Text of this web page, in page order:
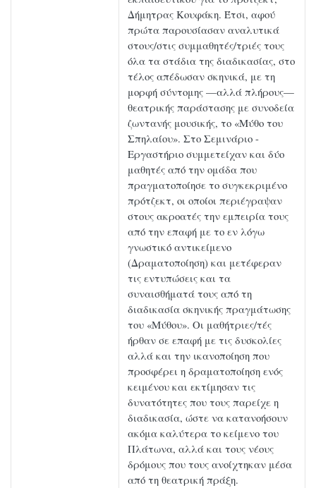
Δήμητρας Κουφάκη. Έτσι, αφού
πρώτα παρουσίασαν αναλυτικά
στους/στις συμμαθητές/τριές τους
όλα τα στάδια της διαδικασίας, στο
τέλος απέδωσαν σκηνικά, με τη
μορφή σύντομης —αλλά πλήρους—
θεατρικής παράστασης με συνοδεία
ζωντανής μουσικής, το «Μύθο του
Σπηλαίου». Στο Σεμινάριο -
Εργαστήριο συμμετείχαν και δύο
μαθητές από την ομάδα που
πραγματοποίησε το συγκεκριμένο
πρότζεκτ, οι οποίοι περιέγραψαν
στους ακροατές την εμπειρία τους
από την επαφή με το εν λόγω
γνωστικό αντικείμενο
(Δραματοποίηση) και μετέφεραν
τις εντυπώσεις και τα
συναισθήματά τους από τη
διαδικασία σκηνικής πραγμάτωσης
του «Μύθου». Οι μαθήτριες/τές
ήρθαν σε επαφή με τις δυσκολίες
αλλά και την ικανοποίηση που
προσφέρει η δραματοποίηση ενός
κειμένου και εκτίμησαν τις
δυνατότητες που τους παρείχε η
διαδικασία, ώστε να κατανοήσουν
ακόμα καλύτερα το κείμενο του
Πλάτωνα, αλλά και τους νέους
δρόμους που τους ανοίχτηκαν μέσα
από τη θεατρική πράξη.